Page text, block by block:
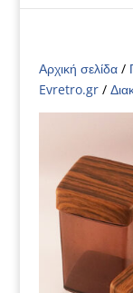
Αρχική σελίδα/
Evretro.gr/